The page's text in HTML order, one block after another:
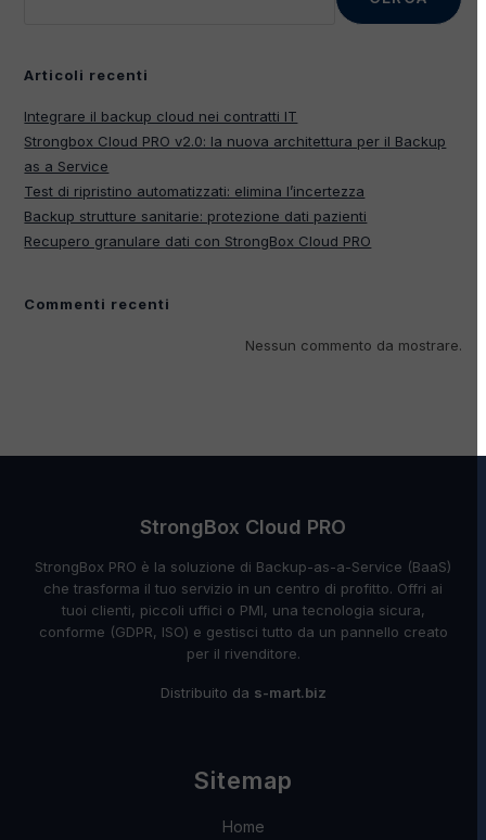
Articoli recenti
Integrare il backup cloud nei contratti IT
Strongbox Cloud PRO v2.0: la nuova architettura per il Backup
as a Service
Test di ripristino automatizzati: elimina l’incertezza
Backup strutture sanitarie: protezione dati pazienti
Recupero granulare dati con StrongBox Cloud PRO
Commenti recenti
Nessun commento da mostrare.
StrongBox Cloud PRO
StrongBox PRO è la soluzione di Backup-as-a-Service (BaaS)
che trasforma il tuo servizio in un centro di profitto. Offri ai
tuoi clienti, piccoli uffici o PMI, una tecnologia sicura,
conforme (GDPR, ISO) e gestisci tutto da un pannello creato
per il rivenditore.
Distribuito da s-mart.biz
Sitemap
Home